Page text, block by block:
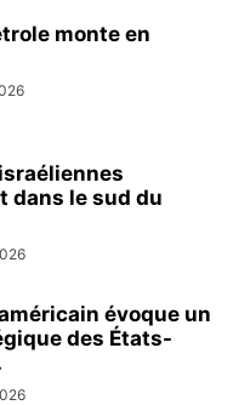
monte en
dans le sud du
évoque un
des États-